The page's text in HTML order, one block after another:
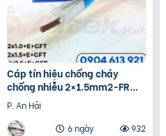
Cáp tín hiệu chống cháy
chống nhiễu 2×1.5mm2-FR
Altek Kabel
P. An Hải
6 ngày
932